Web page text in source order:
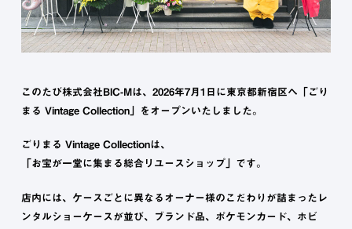
このたび株式会社BIC-Mは、2026年7月1日に東京都新宿区へ「ごり
まる Vintage Collection」をオープンいたしました。
ごりまる Vintage Collectionは、
「お宝が一堂に集まる総合リユースショップ」です。
店内には、ケースごとに異なるオーナー様のこだわりが詰まったレ
ンタルショーケースが並び、ブランド品、ポケモンカード、ホビ